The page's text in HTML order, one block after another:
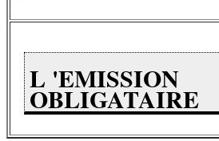
L 'EMISSION
OBLIGATAIRE